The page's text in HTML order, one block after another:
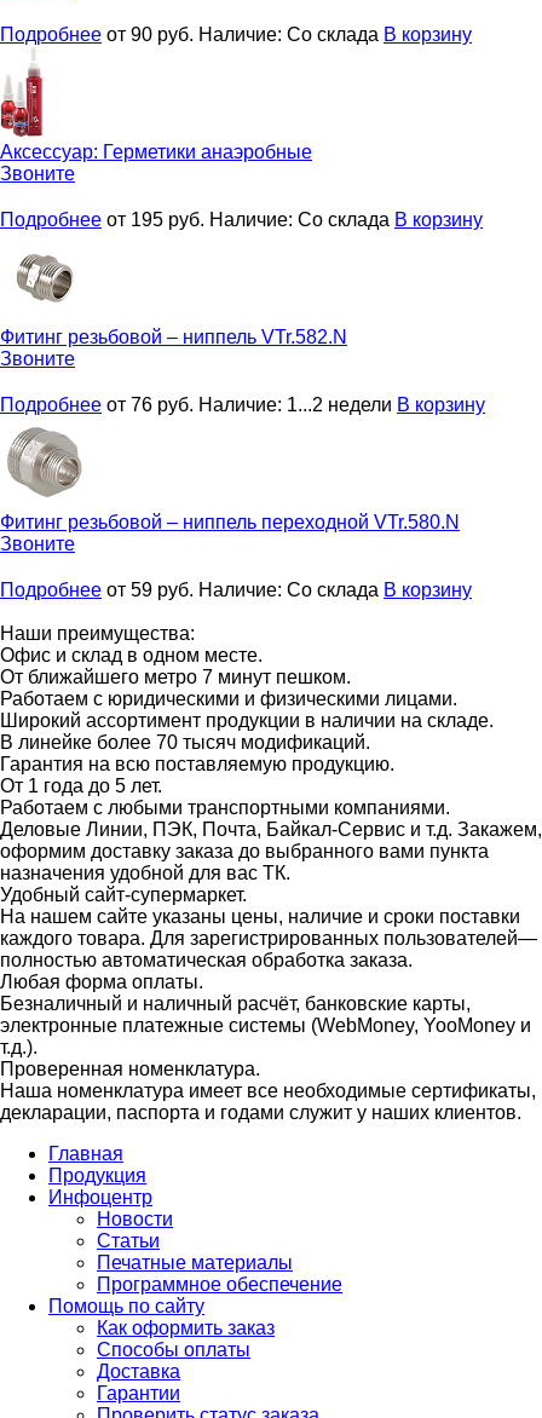
Подробнее от 90 руб. Наличие: Со склада В корзину
Аксессуар: Герметики анаэробные
Звоните
Подробнее от 195 руб. Наличие: Со склада В корзину
Фитинг резьбовой – ниппель VTr.582.N
Звоните
Подробнее от 76 руб. Наличие: 1...2 недели В корзину
Фитинг резьбовой – ниппель переходной VTr.580.N
Звоните
Подробнее от 59 руб. Наличие: Со склада В корзину
Наши преимущества:
Офис и склад в одном месте.
От ближайшего метро 7 минут пешком.
Работаем с юридическими и физическими лицами.
Широкий ассортимент продукции в наличии на складе.
В линейке более 70 тысяч модификаций.
Гарантия на всю поставляемую продукцию.
От 1 года до 5 лет.
Работаем с любыми транспортными компаниями.
Деловые Линии, ПЭК, Почта, Байкал-Сервис и т.д. Закажем,
оформим доставку заказа до выбранного вами пункта
назначения удобной для вас ТК.
Удобный сайт-супермаркет.
На нашем сайте указаны цены, наличие и сроки поставки
каждого товара. Для зарегистрированных пользователей—
полностью автоматическая обработка заказа.
Любая форма оплаты.
Безналичный и наличный расчёт, банковские карты,
электронные платежные системы (WebMoney, YooMoney и
т.д.).
Проверенная номенклатура.
Наша номенклатура имеет все необходимые сертификаты,
декларации, паспорта и годами служит у наших клиентов.
Главная
Продукция
Инфоцентр
Новости
Статьи
Печатные материалы
Программное обеспечение
Помощь по сайту
Как оформить заказ
Способы оплаты
Доставка
Гарантии